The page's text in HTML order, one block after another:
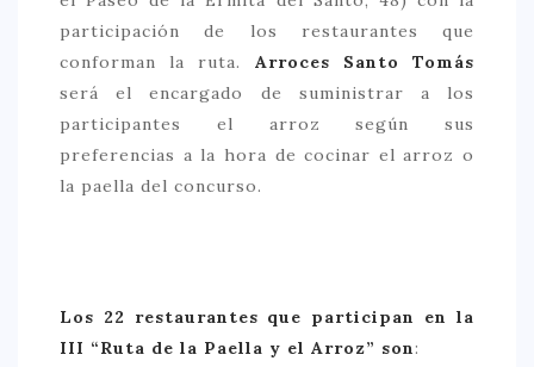
participación de los restaurantes que
conforman la ruta. Arroces Santo Tomás
será el encargado de suministrar a los
participantes el arroz según sus
preferencias a la hora de cocinar el arroz o
la paella del concurso.
Los 22 restaurantes que participan en la
III “Ruta de la Paella y el Arroz” son: